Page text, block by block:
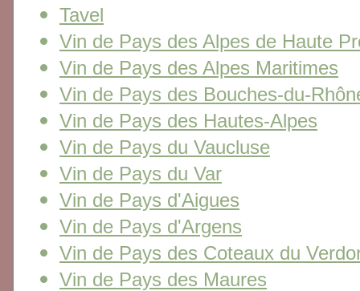
Tavel
Vin de Pays des Alpes de Haute
Vin de Pays des Alpes Maritimes
Vin de Pays des Bouches-du-
Vin de Pays des Hautes-Alpes
Vin de Pays du Vaucluse
Vin de Pays du Var
Vin de Pays d'Aigues
Vin de Pays d'Argens
Vin de Pays des Coteaux du
Vin de Pays des Maures